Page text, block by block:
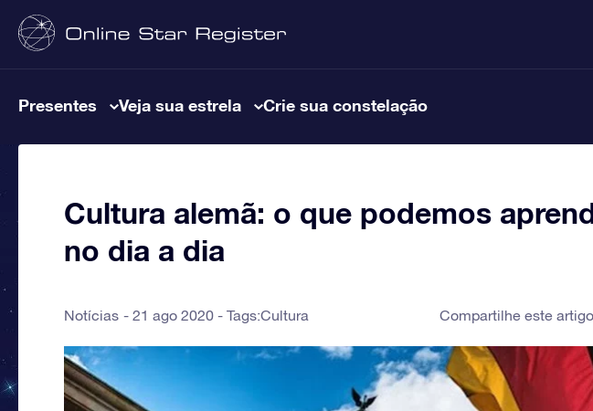
Presentes Veja sua estrela Crie sua constelação
Cultura alemã: o que podemos
no dia a dia
Notícias 21 ago 2020 - Tags:Cultura Compartilhe este